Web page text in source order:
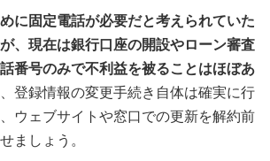
に固定電話が必要だと考えられていた
、現在は銀行口座の開設やローン審査
番号のみで不利益を被ることはほぼあ
登録情報の変更手続き自体は確実に行
ウェブサイトや窓口での更新を解約前
ましょう。